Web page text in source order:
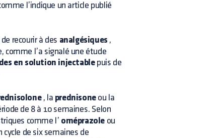
l’indique un article publié
recourir à des analgésiques ,
comme l’a signalé une étude
en solution injectablepuis de
, la prednisoneou la
de 8 à 10 semaines. Selon
comme l’ oméprazole ou
cycle de six semaines de